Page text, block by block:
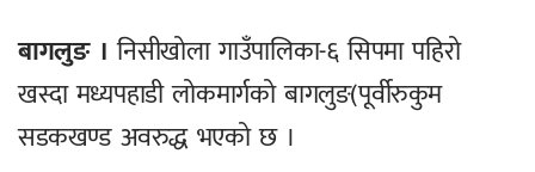
बागलुङ । निसीखोला गाउँपालिका-६ सिपमा पहिरो
खस्दा मध्यपहाडी लोकमार्गको बागलुङ(पूर्वीरुकुम
सडकखण्ड अवरुद्ध भएको छ ।